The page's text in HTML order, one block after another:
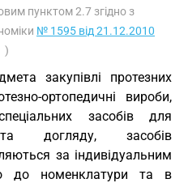
пунктом 2.7 згідно з
№ 1595 від 21.12.2010
)
закупівлі протезних
ортопедичні вироби,
засобів для
та догляду, засобів
за індивідуальним
до номенклатури та в